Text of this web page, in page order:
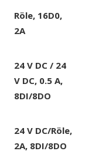
Röle, 16D0,
2A
24 V DC / 24
V DC, 0.5 A,
8DI/8DO
24 V DC/Röle,
2A, 8DI/8DO